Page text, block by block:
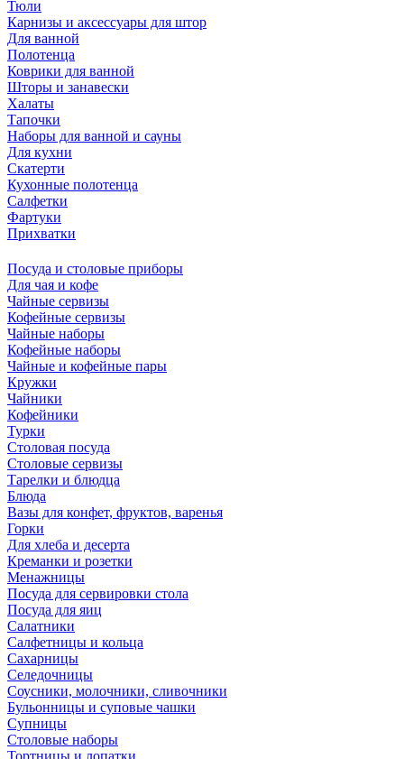
Тюли
Карнизы и аксессуары для штор
Для ванной
Полотенца
Коврики для ванной
Шторы и занавески
Халаты
Тапочки
Наборы для ванной и сауны
Для кухни
Скатерти
Кухонные полотенца
Салфетки
Фартуки
Прихватки
Посуда и столовые приборы
Для чая и кофе
Чайные сервизы
Кофейные сервизы
Чайные наборы
Кофейные наборы
Чайные и кофейные пары
Кружки
Чайники
Кофейники
Турки
Столовая посуда
Столовые сервизы
Тарелки и блюдца
Блюда
Вазы для конфет, фруктов, варенья
Горки
Для хлеба и десерта
Креманки и розетки
Менажницы
Посуда для сервировки стола
Посуда для яиц
Салатники
Салфетницы и кольца
Сахарницы
Селедочницы
Соусники, молочники, сливочники
Бульонницы и суповые чашки
Супницы
Столовые наборы